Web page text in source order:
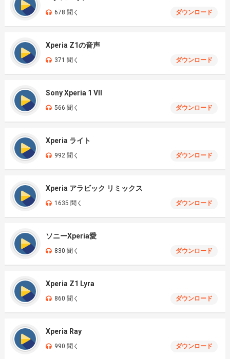
678 聞く ダウンロード
Xperia Z1の音声
371 聞く ダウンロード
Sony Xperia 1 VII
566 聞く ダウンロード
Xperia ライト
992 聞く ダウンロード
Xperia アラビック リミックス
1635 聞く ダウンロード
ソニーXperia愛
830 聞く ダウンロード
Xperia Z1 Lyra
860 聞く ダウンロード
Xperia Ray
990 聞く ダウンロード